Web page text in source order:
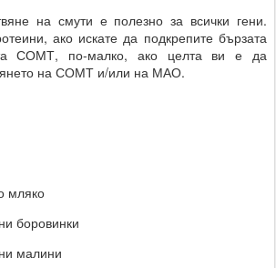
на смути е полезно за всички гени.
ако искате да подкрепите бързата
СОМТ, по-малко, ако целта ви е да
на СОМТ и/или на МАО.
мляко
боровинки
малини